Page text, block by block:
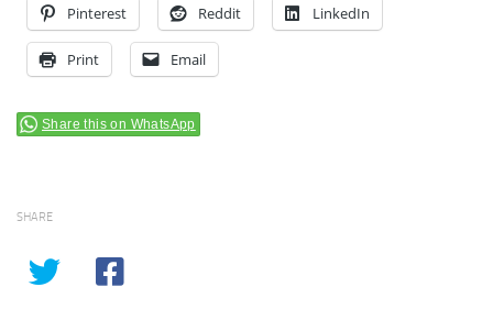
Pinterest Reddit LinkedIn
Print Email
Share this on WhatsApp
SHARE